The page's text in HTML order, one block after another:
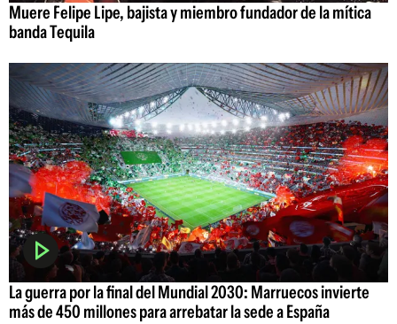
Muere Felipe Lipe, bajista y miembro fundador de la mítica
banda Tequila
La guerra por la final del Mundial 2030: Marruecos invierte
más de 450 millones para arrebatar la sede a España